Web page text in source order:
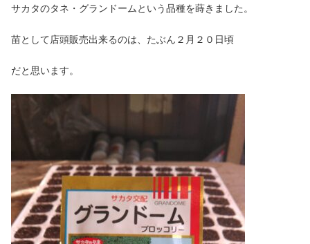
サカタのタネ・グランドームという品種を蒔きました。
苗として店頭販売出来るのは、たぶん２月２０日頃
だと思います。